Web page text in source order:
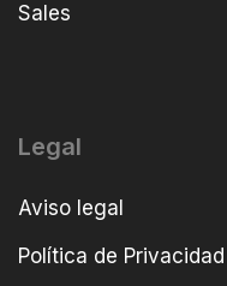
Sales
Legal
Aviso legal
Política de Privacidad